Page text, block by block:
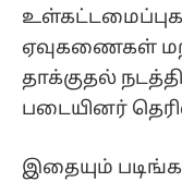
ஏவுகணைகள்
தாக்குதல்
படையினர்
இதையும்